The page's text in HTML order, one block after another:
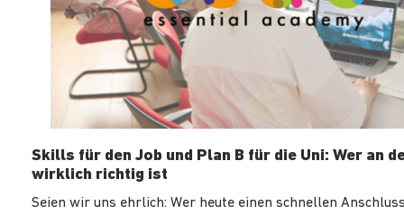
Skills für den Job und Plan B für die Uni: Wer an
wirklich richtig ist
Seien wir uns ehrlich: Wer heute einen schnellen